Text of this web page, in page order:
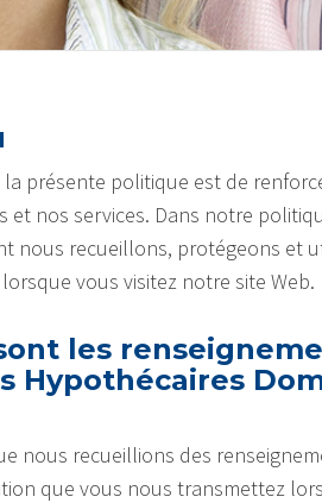
la présente politique est de
et nos services. Dans notre
nous recueillons, protégeons et
vous visitez notre site Web.
les
Hypothécaires
nous recueillions des
que vous nous transmettez